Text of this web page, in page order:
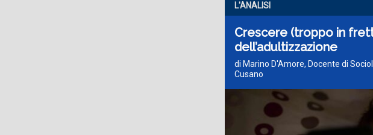
L'ANALISI
Crescere (troppo in
dell’adultizzazione
di Marino D'Amore, Docente di
Cusano